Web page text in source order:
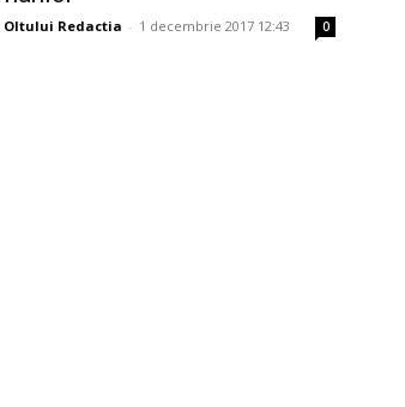
Oltului Redactia - 1 decembrie 2017 12:43 0